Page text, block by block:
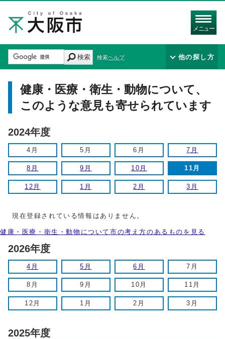
メニュー
検索 検索ヘルプ 他の探し方
健康・医療・衛生・動物について、
このような意見も寄せられています
2024年度
4月 5月 6月 7月
8月 9月 10月 11月
12月 1月 2月 3月
現在登録されている情報はありません。
健康・医療・衛生・動物について市の考え方のあるものを見る
2026年度
4月 5月 6月 7月
8月 9月 10月 11月
12月 1月 2月 3月
2025年度